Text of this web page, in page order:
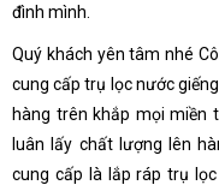
đình mình.
Quý khách yên tâm nhé
cung cấp trụ lọc nước
hàng trên khắp mọi miền
luân lấy chất lượng lên
cung cấp là lắp ráp trụ